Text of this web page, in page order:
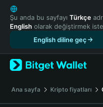
English
日本語
Tiếng Việt
Español (Latinoamérica)
Türkçe
Français
Deutsch
Şu anda bu sayfayı Türkçe
English olarak değiştirmek
English diline geç
Ana sayfa Kripto fiyatları